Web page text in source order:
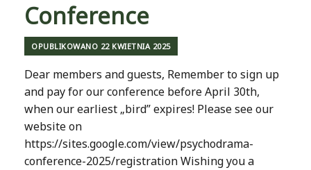
Conference
OPUBLIKOWANO 22 KWIETNIA 2025
Dear members and guests, Remember to sign up
and pay for our conference before April 30th,
when our earliest „bird” expires! Please see our
website on
https://sites.google.com/view/psychodrama-
conference-2025/registration Wishing you a